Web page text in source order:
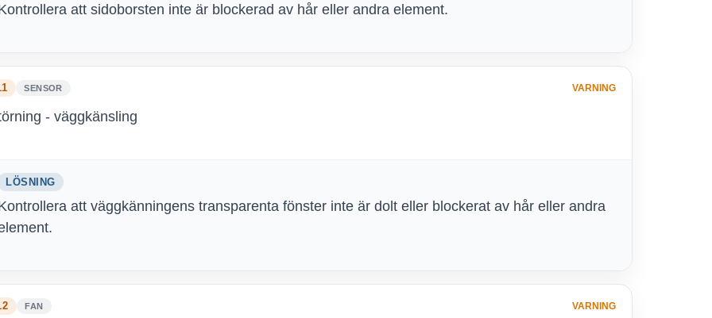
att sidoborsten inte är blockerad av hår eller andra element.
SENSOR VARNING
- väggkänsling
LÖSNING
att väggkänningens transparenta fönster inte är dolt eller blockerat av hår eller andra
FAN VARNING